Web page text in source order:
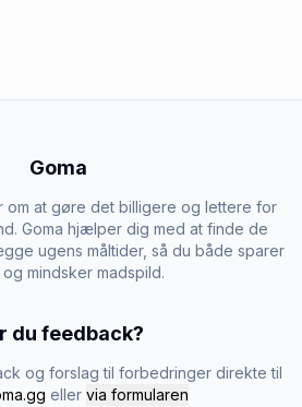
Goma
om at gøre det billigere og lettere for
Goma hjælper dig med at finde de
ugens måltider, så du både sparer
mindsker madspild.
du feedback?
og forslag til forbedringer direkte til
eller via formularen